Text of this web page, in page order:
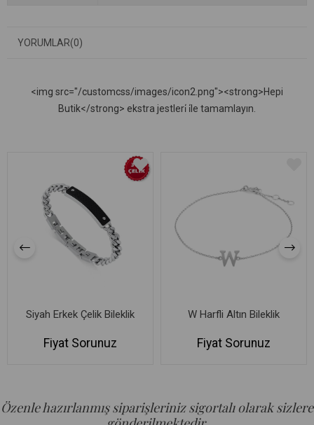
YORUMLAR(0)
<img src="/customcss/images/icon2.png"><strong>Hepi
Butik</strong> ekstra jestleri̇ i̇le tamamlayın.
Siyah Erkek Çelik Bileklik
Fiyat Sorunuz
W Harfli Altın Bileklik
Fiyat Sorunuz
Özenle hazırlanmış siparişleriniz sigortalı olarak sizlere